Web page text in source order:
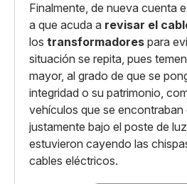
Finalmente, de nueva cuenta
a que acuda a revisar el
los transformadores para
situación se repita, pues
mayor, al grado de que se
integridad o su patrimonio,
vehículos que se
justamente bajo el poste de
estuvieron cayendo las
cables eléctricos.